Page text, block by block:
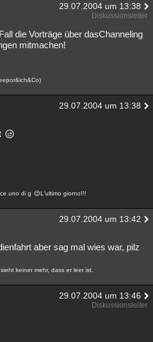
29.07.2004 um 13:38
Diskussionsleiter
die Vorträge über dasChanneling
mitmachen!
29.07.2004 um 13:38
uno di g L'ultimo giorno!!!
29.07.2004 um 13:42
aber sag mal wies war, pilz
keiner mehr, dass er leer ist.
29.07.2004 um 13:46
Diskussionsleiter